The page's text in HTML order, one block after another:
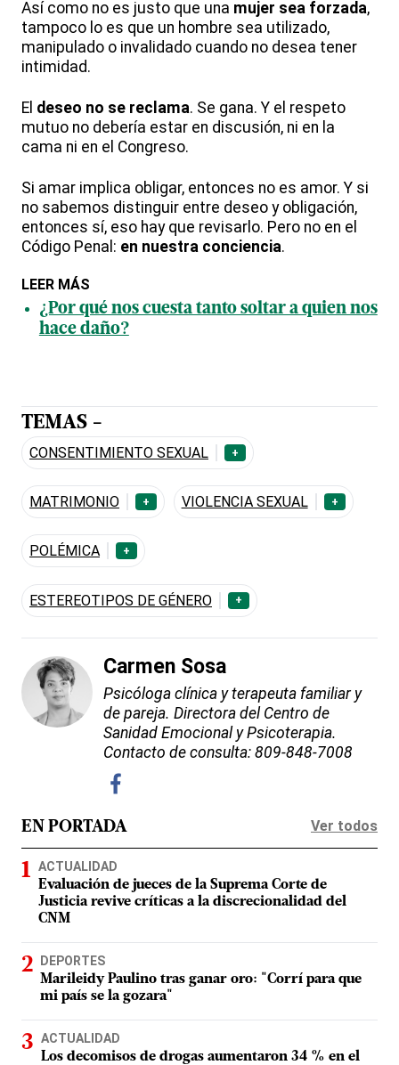
Así como no es justo que una mujer sea forzada,
tampoco lo es que un hombre sea utilizado,
manipulado o invalidado cuando no desea tener
intimidad.
El deseo no se reclama. Se gana. Y el respeto
mutuo no debería estar en discusión, ni en la
cama ni en el Congreso.
Si amar implica obligar, entonces no es amor. Y si
no sabemos distinguir entre deseo y obligación,
entonces sí, eso hay que revisarlo. Pero no en el
Código Penal: en nuestra conciencia.
LEER MÁS
¿Por qué nos cuesta tanto soltar a quien nos
hace daño?
TEMAS -
CONSENTIMIENTO SEXUAL +
MATRIMONIO + VIOLENCIA SEXUAL +
POLÉMICA +
ESTEREOTIPOS DE GÉNERO +
Carmen Sosa
Psicóloga clínica y terapeuta familiar y
de pareja. Directora del Centro de
Sanidad Emocional y Psicoterapia.
Contacto de consulta: 809-848-7008
EN PORTADA Ver todos
ACTUALIDAD
Evaluación de jueces de la Suprema Corte de
Justicia revive críticas a la discrecionalidad del
CNM
DEPORTES
Marileidy Paulino tras ganar oro: "Corrí para que
mi país se la gozara"
ACTUALIDAD
Los decomisos de drogas aumentaron 34 % en el